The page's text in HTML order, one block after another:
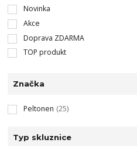
Novinka
Akce
Doprava ZDARMA
TOP produkt
Značka
Peltonen (25)
Typ skluznice